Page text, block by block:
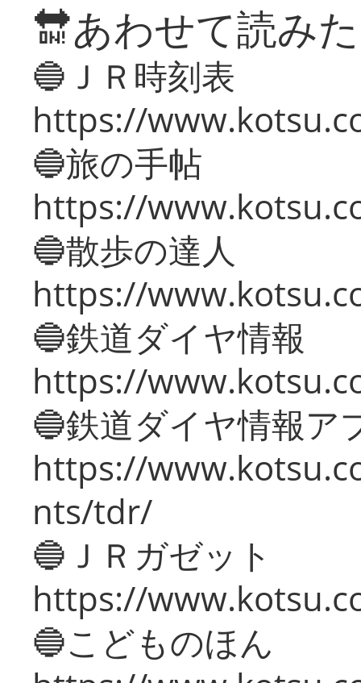
🔛あわせて読み
🔵ＪＲ時刻表
https://
🔵旅の手帖
https://
🔵散歩の達人
https://
🔵鉄道ダイヤ情報
https://
🔵鉄道ダイヤ情報ア
https://
nts/tdr/
🔵ＪＲガゼット
https://
🔵こどものほん